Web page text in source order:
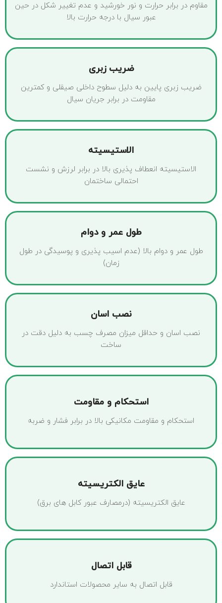
مقاوم در برابر حرارت و نور خورشید و عدم تغییر شکل در حین
عبور سیال با درجه حرارت بالا
ضریب زبری
ضریب زبری پایین به دلیل سطوح داخلی صیقلی و کمترین
مقاومت در برابر جریان سیال
الاستیسیته
الاستیسیته انعطاف پذیری بالا در برابر لرزش و نشست
احتمالی ساختمان
طول عمر و دوام
طول عمر و دوام بالا (عدم اسیب پذیری و پوسیدگی در طول
زمان)
نصب اسان
نصب اسان و حداقل میزان مصرف چسب به دلیل دقت در
ساخت
استحکام و مقاومت
استحکام و مقاومت مکانیکی بالا در برابر فشار و ضربه
عایق الکتریسیته
عایق الکتریسیته (درمصارف عبور کابل های برق)
قابل اتصال
قابل اتصال به سایر محصولات استاندارد